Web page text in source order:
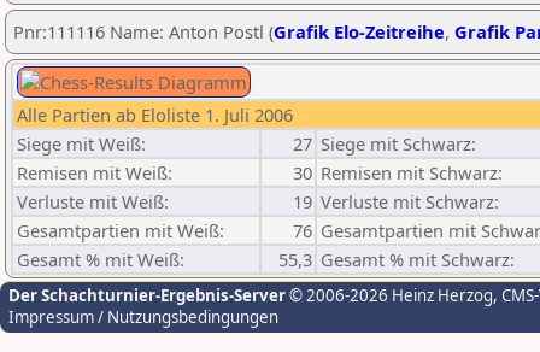
Pnr:111116 Name: Anton Postl (Grafik Elo-Zeitreihe, Grafik
Alle Partien ab Eloliste 1. Juli 2006
Siege mit Weiß:
27 Siege mit Schwarz:
Remisen mit Weiß:
30 Remisen mit Schwarz:
Verluste mit Weiß:
19 Verluste mit Schwarz:
Gesamtpartien mit Weiß:
76 Gesamtpartien mit
Gesamt % mit Weiß:
55,3 Gesamt % mit Schwarz:
Der Schachturnier-Ergebnis-Server© 2006-2026 Heinz Herzog,
Impressum / Nutzungsbedingungen